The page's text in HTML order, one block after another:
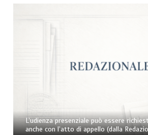
L’udienza presenziale può essere
anche con l’atto di appello (dalla